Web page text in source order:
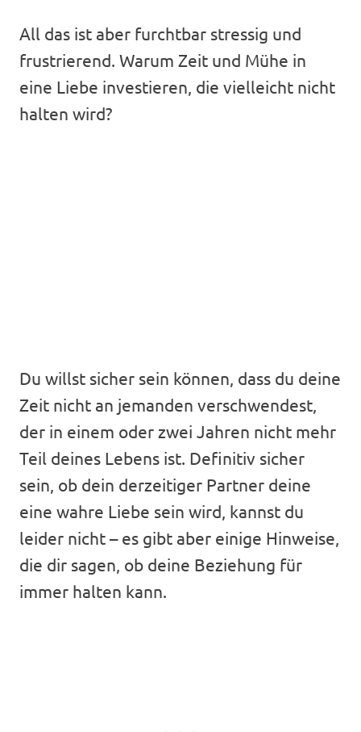
All das ist aber furchtbar stressig und
frustrierend. Warum Zeit und Mühe in
eine Liebe investieren, die vielleicht nicht
halten wird?
Du willst sicher sein können, dass du deine
Zeit nicht an jemanden verschwendest,
der in einem oder zwei Jahren nicht mehr
Teil deines Lebens ist. Definitiv sicher
sein, ob dein derzeitiger Partner deine
eine wahre Liebe sein wird, kannst du
leider nicht – es gibt aber einige Hinweise,
die dir sagen, ob deine Beziehung für
immer halten kann.